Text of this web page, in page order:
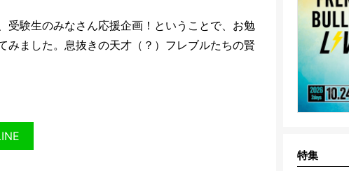
受験生のみなさん応援企画！ということで、お勉
みました。息抜きの天才（？）フレブルたちの賢
特集